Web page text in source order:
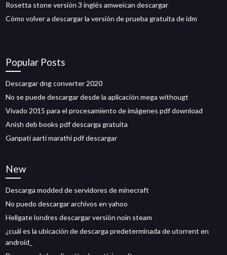
Rosetta stone versión 3 inglés amweican descargar
Cómo volver a descargar la versión de prueba gratuita de idm
Popular Posts
Descargar dng converter 2020
No se puede descargar desde la aplicación mega withougt
Vivado 2015 para el procesamiento de imágenes pdf download
Anish deb books pdf descarga gratuita
Ganpati aarti marathi pdf descargar
New
Descarga modded de servidores de minecraft
No puedo descargar archivos en yahoo
Hellgate londres descargar versión noin steam
¿cuál es la ubicación de descarga predeterminada de utorrent en
android_